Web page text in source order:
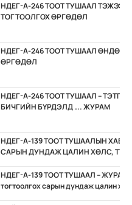
НДЕГ-А-246 ТООТ ТУШААЛ
ТОГТООЛГОХ ӨРГӨДӨЛ
НДЕГ-А-246 ТООТ ТУШААЛ ӨНДӨР
ӨРГӨДӨЛ
НДЕГ-А-246 ТООТ ТУШААЛ –
БИЧГИЙН БҮРДЭЛД …. ЖУРАМ
НДЕГ-А-139 ТООТ ТУШААЛЫН
САРЫН ДУНДАЖ ЦАЛИН ХӨЛС,
НДЕГ-А-139 ТООТ ТУШААЛ – ЖУРАМ
тогтоолгох сарын дундаж цалин